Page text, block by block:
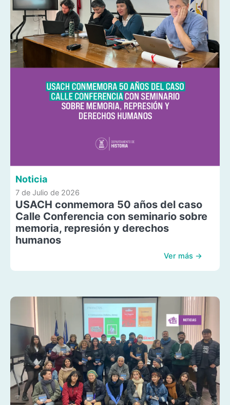
Noticia
7 de Julio de 2026
USACH conmemora 50 años del caso
Calle Conferencia con seminario sobre
memoria, represión y derechos
humanos
Ver más →